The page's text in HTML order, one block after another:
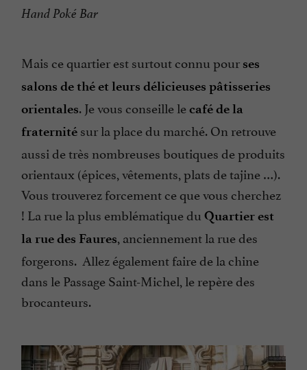
Hand Poké Bar
Mais ce quartier est surtout connu pour ses
salons de thé et leurs délicieuses pâtisseries
orientales. Je vous conseille lecafé de la
fraternité sur la place du marché. On retrouve
aussi de très nombreuses boutiques de produits
orientaux (épices, vêtements, plats de tajine …).
Vous trouverez forcement ce que vous cherchez
! La rue la plus emblématique du Quartier est
la rue des Faures, anciennement la rue des
forgerons. Allez également faire de la chine
dans le Passage Saint-Michel, le repère des
brocanteurs.